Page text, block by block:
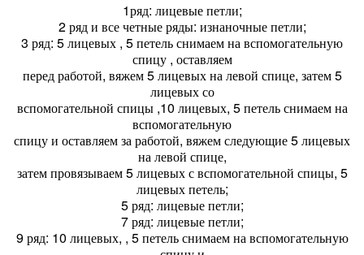
1ряд: лицевые петли;
2 ряд и все четные ряды: изнаночные петли;
3 ряд: 5 лицевых , 5 петель снимаем на вспомогательную
спицу , оставляем
перед работой, вяжем 5 лицевых на левой спице, затем 5
лицевых со
вспомогательной спицы ,10 лицевых, 5 петель снимаем на
вспомогательную
спицу и оставляем за работой, вяжем следующие 5 лицевых
на левой спице,
затем провязываем 5 лицевых с вспомогательной спицы, 5
лицевых петель;
5 ряд: лицевые петли;
7 ряд: лицевые петли;
9 ряд: 10 лицевых, , 5 петель снимаем на вспомогательную